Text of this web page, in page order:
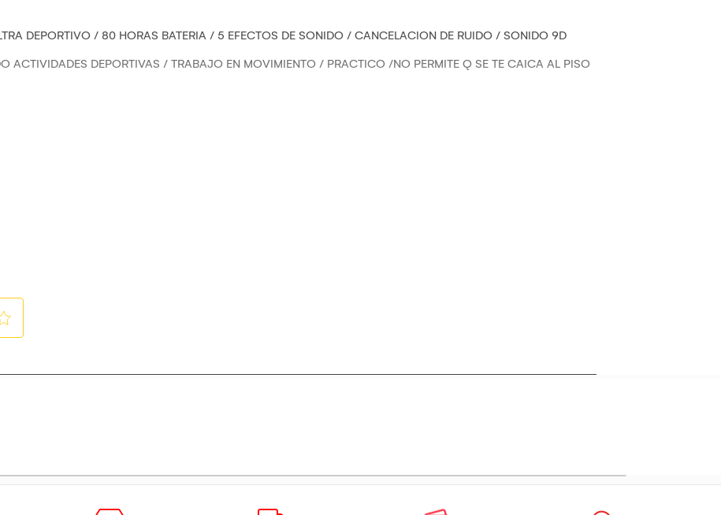
DEPORTIVO / 80 HORAS BATERIA / 5 EFECTOS DE SONIDO / CANCELACION DE RUIDO / SONIDO 9D
ACTIVIDADES DEPORTIVAS / TRABAJO EN MOVIMIENTO / PRACTICO /NO PERMITE Q SE TE CAICA AL PISO